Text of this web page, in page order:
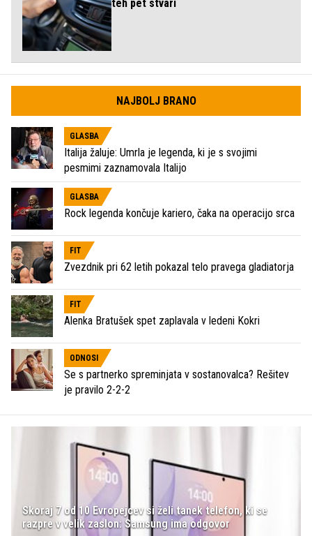
teh pet stvari
NAJBOLJ BRANO
GLASBA
Italija žaluje: Umrla je legenda, ki je s svojimi
pesmimi zaznamovala Italijo
GLASBA
Rock legenda končuje kariero, čaka na operacijo srca
FIT
Zvezdnik pri 62 letih pokazal telo pravega gladiatorja
FIT
Alenka Bratušek spet zaplavala v ledeni Kokri
ODNOSI
Se s partnerko spreminjata v sostanovalca? Rešitev
je pravilo 2-2-2
Skoraj 7 od 10 Evropejcev si želi tanek telefon, ki se
razpre v velik zaslon: Samsung ima odgovor